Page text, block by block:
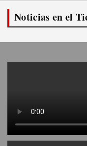
Noticias en el